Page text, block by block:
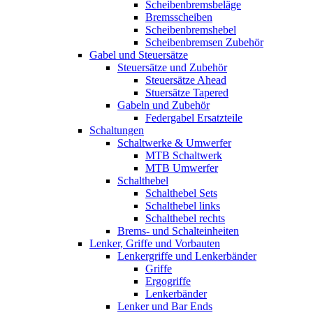
Scheibenbremsbeläge
Bremsscheiben
Scheibenbremshebel
Scheibenbremsen Zubehör
Gabel und Steuersätze
Steuersätze und Zubehör
Steuersätze Ahead
Stuersätze Tapered
Gabeln und Zubehör
Federgabel Ersatzteile
Schaltungen
Schaltwerke & Umwerfer
MTB Schaltwerk
MTB Umwerfer
Schalthebel
Schalthebel Sets
Schalthebel links
Schalthebel rechts
Brems- und Schalteinheiten
Lenker, Griffe und Vorbauten
Lenkergriffe und Lenkerbänder
Griffe
Ergogriffe
Lenkerbänder
Lenker und Bar Ends